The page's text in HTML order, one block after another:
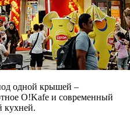
одной крышей –
O!Kafe и современный
кухней.